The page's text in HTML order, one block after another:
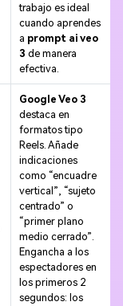
trabajo es ideal
cuando aprendes
a prompt ai veo
3 de manera
efectiva.
Google Veo 3
destaca en
formatos tipo
Reels. Añade
indicaciones
como “encuadre
vertical”, “sujeto
centrado” o
“primer plano
medio cerrado”.
Engancha a los
espectadores en
los primeros 2
segundos: los